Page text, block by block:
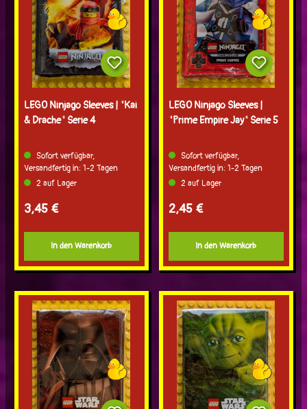
LEGO Ninjago Sleeves | "Kai
& Drache" Serie 4
Sofort verfügbar,
Versandfertig in: 1-2 Tagen
2 auf Lager
Regulärer Preis:
3,45 €
In den Warenkorb
LEGO Ninjago Sleeves |
"Prime Empire Jay" Serie 5
Sofort verfügbar,
Versandfertig in: 1-2 Tagen
2 auf Lager
Regulärer Preis:
2,45 €
In den Warenkorb